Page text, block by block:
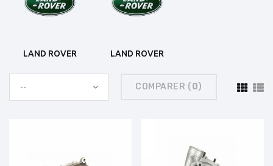
LAND ROVER LAND ROVER
-- COMPARER (0)